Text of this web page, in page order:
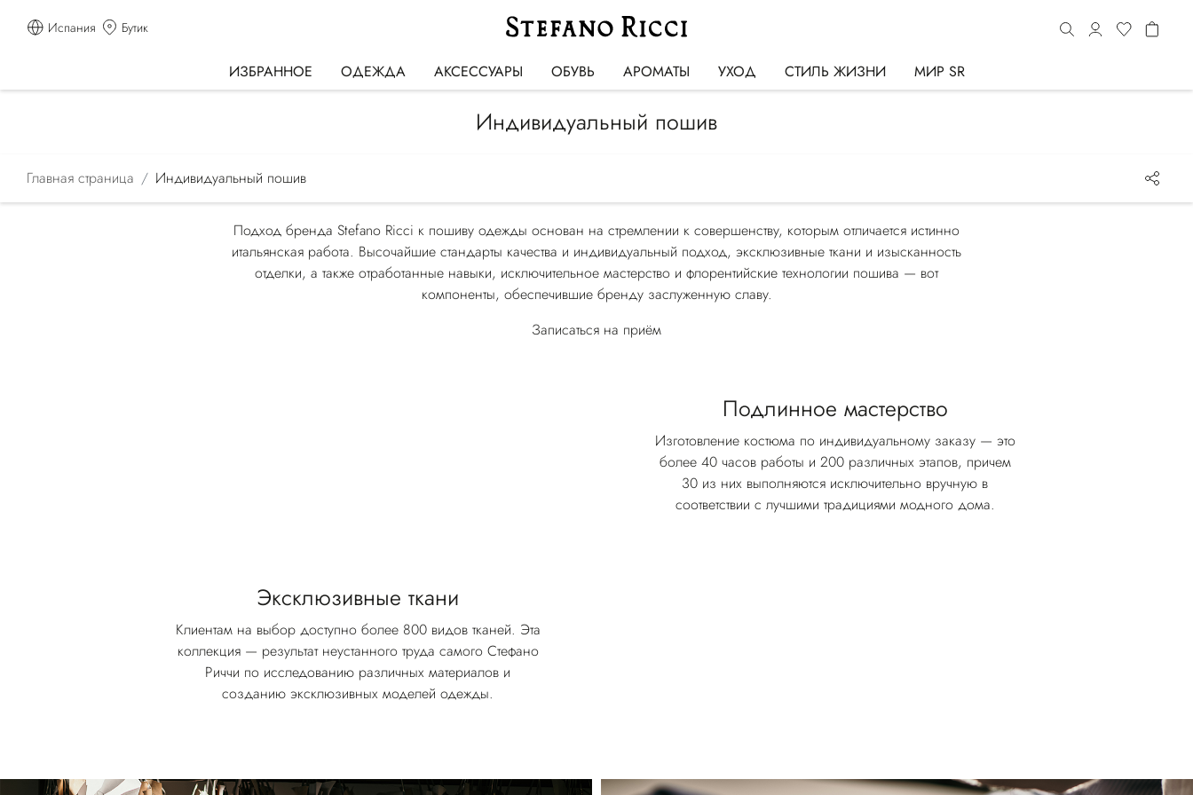
Испания Бутик
ИЗБРАННОЕ ОДЕЖДА АКСЕССУАРЫ ОБУВЬ АРОМАТЫ УХОД СТИЛЬ ЖИЗНИ МИР SR
Индивидуальный пошив
Главная страница Индивидуальный пошив
Подход бренда Stefano Ricci к пошиву одежды основан на стремлении к совершенству, которым отличается истинно
итальянская работа. Высочайшие стандарты качества и индивидуальный подход, эксклюзивные ткани и изысканность
отделки, а также отработанные навыки, исключительное мастерство и флорентийские технологии пошива — вот
компоненты, обеспечившие бренду заслуженную славу.
Записаться на приём
Подлинное мастерство
Изготовление костюма по индивидуальному заказу — это
более 40 часов работы и 200 различных этапов, причем
30 из них выполняются исключительно вручную в
соответствии с лучшими традициями модного дома.
Эксклюзивные ткани
Клиентам на выбор доступно более 800 видов тканей. Эта
коллекция — результат неустанного труда самого Стефано
Риччи по исследованию различных материалов и
созданию эксклюзивных моделей одежды.